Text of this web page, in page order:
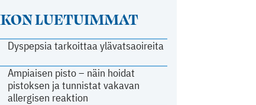
LUETUIMMAT
Dyspepsia tarkoittaa ylävatsaoireita
Ampiaisen pisto – näin hoidat
pistoksen ja tunnistat vakavan
allergisen reaktion